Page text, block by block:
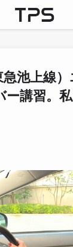
急池上線
ー講習。